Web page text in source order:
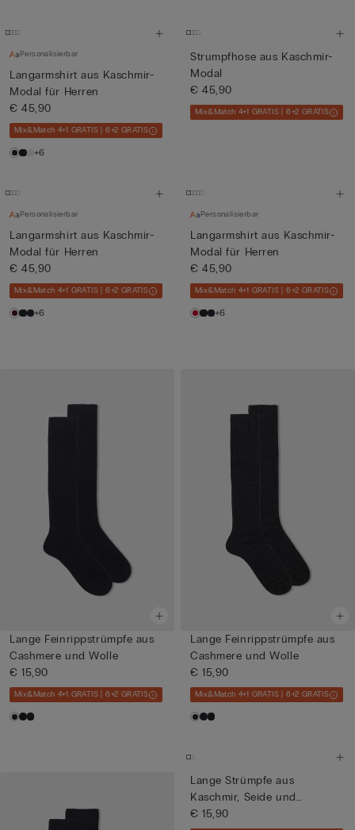
Personalisierbar
Langarmshirt aus Kaschmir-
Modal für Herren
€ 45,90
Mix&Match 4+1 GRATIS | 6+2 GRATIS
+6
Strumpfhose aus Kaschmir-
Modal
€ 45,90
Mix&Match 4+1 GRATIS | 6+2 GRATIS
Personalisierbar
Langarmshirt aus Kaschmir-
Modal für Herren
€ 45,90
Mix&Match 4+1 GRATIS | 6+2 GRATIS
+6
Personalisierbar
Langarmshirt aus Kaschmir-
Modal für Herren
€ 45,90
Mix&Match 4+1 GRATIS | 6+2 GRATIS
+6
Lange Feinrippstrümpfe aus
Cashmere und Wolle
€ 15,90
Mix&Match 4+1 GRATIS | 6+2 GRATIS
Lange Feinrippstrümpfe aus
Cashmere und Wolle
€ 15,90
Mix&Match 4+1 GRATIS | 6+2 GRATIS
Lange Strümpfe aus
Kaschmir, Seide und
Baumwolle
€ 15,90